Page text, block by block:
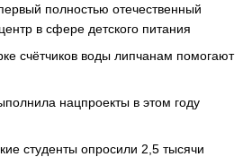
полностью отечественный
в сфере детского питания
счётчиков воды липчанам помогают
нацпроекты в этом году
студенты опросили 2,5 тысячи